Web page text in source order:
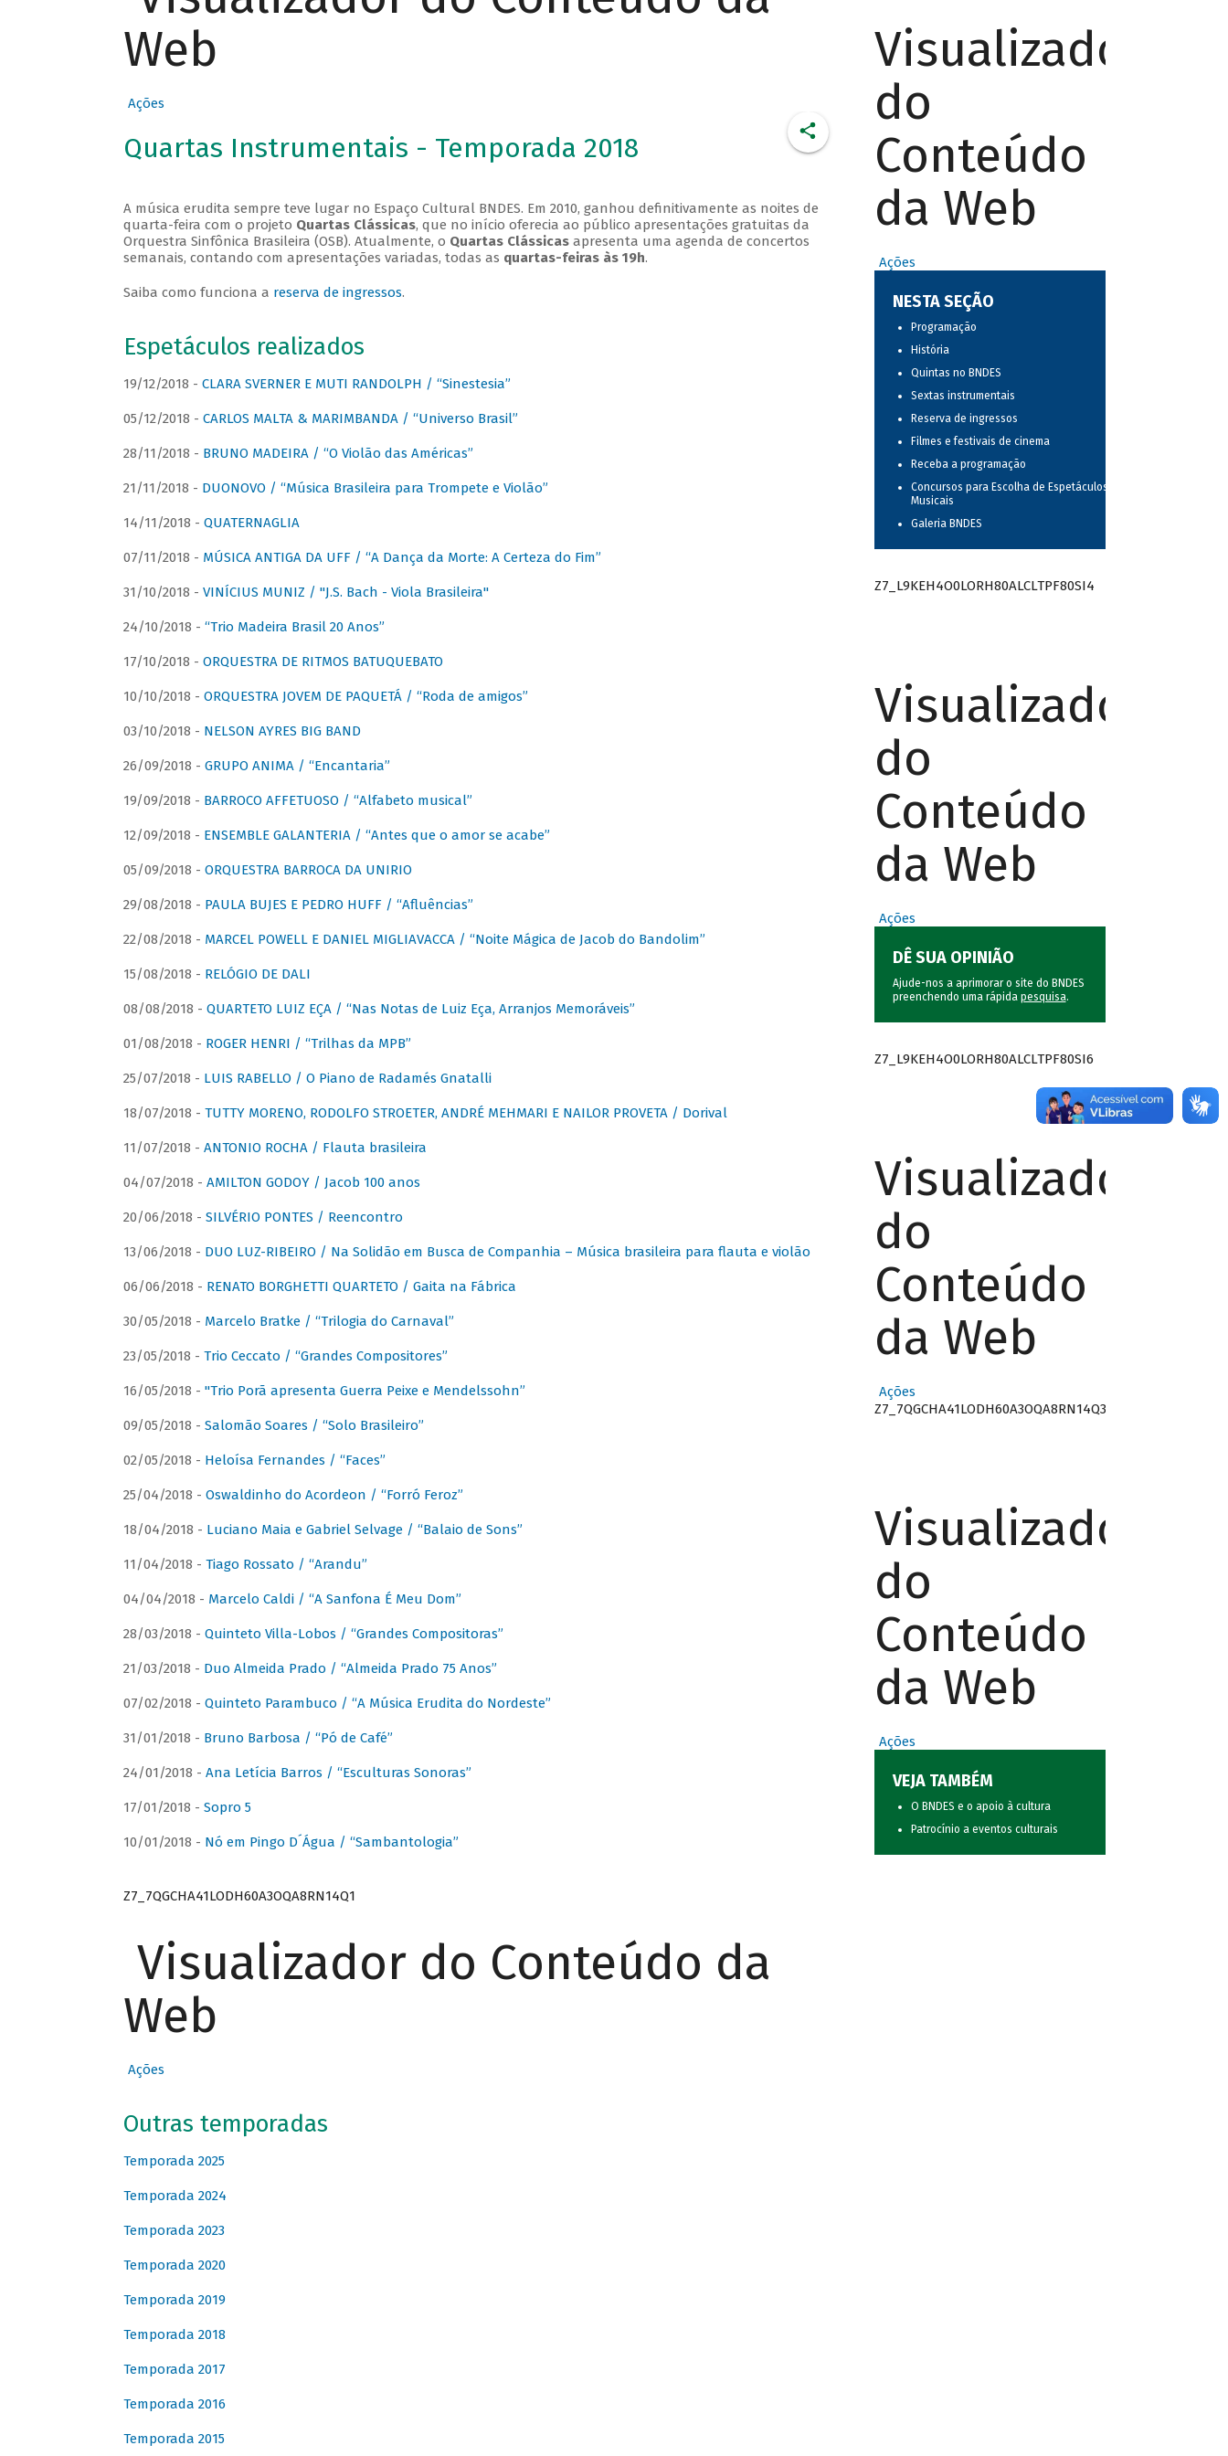
Web
Ações
Quartas Instrumentais - Temporada 2018
A música erudita sempre teve lugar no Espaço Cultural BNDES. Em 2010, ganhou definitivamente as noites de
quarta-feira com o projeto Quartas Clássicas, que no início oferecia ao público apresentações gratuitas da
Orquestra Sinfônica Brasileira (OSB). Atualmente, o Quartas Clássicasapresenta uma agenda de concertos
semanais, contando com apresentações variadas, todas as quartas-feiras às 19h.
Saiba como funciona a reserva de ingressos.
Espetáculos realizados
19/12/2018 - CLARA SVERNER E MUTI RANDOLPH / “Sinestesia”
05/12/2018 - CARLOS MALTA & MARIMBANDA / “Universo Brasil”
28/11/2018 - BRUNO MADEIRA / “O Violão das Américas”
21/11/2018 - DUONOVO / “Música Brasileira para Trompete e Violão”
14/11/2018 - QUATERNAGLIA
07/11/2018 - MÚSICA ANTIGA DA UFF / “A Dança da Morte: A Certeza do Fim”
31/10/2018 - VINÍCIUS MUNIZ / "J.S. Bach - Viola Brasileira"
24/10/2018 - “Trio Madeira Brasil 20 Anos”
17/10/2018 - ORQUESTRA DE RITMOS BATUQUEBATO
10/10/2018 - ORQUESTRA JOVEM DE PAQUETÁ / “Roda de amigos”
03/10/2018 - NELSON AYRES BIG BAND
26/09/2018 - GRUPO ANIMA / “Encantaria”
19/09/2018 - BARROCO AFFETUOSO / “Alfabeto musical”
12/09/2018 - ENSEMBLE GALANTERIA / “Antes que o amor se acabe”
05/09/2018 - ORQUESTRA BARROCA DA UNIRIO
29/08/2018 - PAULA BUJES E PEDRO HUFF / “Afluências”
22/08/2018 - MARCEL POWELL E DANIEL MIGLIAVACCA / “Noite Mágica de Jacob do Bandolim”
15/08/2018 - RELÓGIO DE DALI
08/08/2018 - QUARTETO LUIZ EÇA / “Nas Notas de Luiz Eça, Arranjos Memoráveis”
01/08/2018 - ROGER HENRI / “Trilhas da MPB”
25/07/2018 - LUIS RABELLO / O Piano de Radamés Gnatalli
18/07/2018 - TUTTY MORENO, RODOLFO STROETER, ANDRÉ MEHMARI E NAILOR PROVETA / Dorival
11/07/2018 - ANTONIO ROCHA / Flauta brasileira
04/07/2018 - AMILTON GODOY / Jacob 100 anos
20/06/2018 - SILVÉRIO PONTES / Reencontro
13/06/2018 - DUO LUZ-RIBEIRO / Na Solidão em Busca de Companhia – Música brasileira para flauta e violão
06/06/2018 - RENATO BORGHETTI QUARTETO / Gaita na Fábrica
30/05/2018 - Marcelo Bratke / “Trilogia do Carnaval”
23/05/2018 - Trio Ceccato / “Grandes Compositores”
16/05/2018 - "Trio Porã apresenta Guerra Peixe e Mendelssohn”
09/05/2018 - Salomão Soares / “Solo Brasileiro”
02/05/2018 - Heloísa Fernandes / “Faces”
25/04/2018 - Oswaldinho do Acordeon / “Forró Feroz”
18/04/2018 - Luciano Maia e Gabriel Selvage / “Balaio de Sons”
11/04/2018 - Tiago Rossato / “Arandu”
04/04/2018 - Marcelo Caldi / “A Sanfona É Meu Dom”
28/03/2018 - Quinteto Villa-Lobos / “Grandes Compositoras”
21/03/2018 - Duo Almeida Prado / “Almeida Prado 75 Anos”
07/02/2018 - Quinteto Parambuco / “A Música Erudita do Nordeste”
31/01/2018 - Bruno Barbosa / “Pó de Café”
24/01/2018 - Ana Letícia Barros / “Esculturas Sonoras”
17/01/2018 - Sopro 5
10/01/2018 - Nó em Pingo D´Água / “Sambantologia”
Z7_7QGCHA41LODH60A3OQA8RN14Q1
Visualizador do Conteúdo da
Web
Ações
Outras temporadas
Temporada 2025
Temporada 2024
Temporada 2023
Temporada 2020
Temporada 2019
Temporada 2018
Temporada 2017
Temporada 2016
Temporada 2015
Visualizador
do
Conteúdo
da Web
Ações
NESTA SEÇÃO
Programação
História
Quintas no BNDES
Sextas instrumentais
Reserva de ingressos
Filmes e festivais de cinema
Receba a programação
Concursos para Escolha de Espetáculos
Musicais
Galeria BNDES
Z7_L9KEH4O0LORH80ALCLTPF80SI4
Visualizador
do
Conteúdo
da Web
Ações
DÊ SUA OPINIÃO
Ajude-nos a aprimorar o site do BNDES
preenchendo uma rápida pesquisa.
Z7_L9KEH4O0LORH80ALCLTPF80SI6
Visualizador
do
Conteúdo
da Web
Ações
Z7_7QGCHA41LODH60A3OQA8RN14Q3
Visualizador
do
Conteúdo
da Web
Ações
VEJA TAMBÉM
O BNDES e o apoio à cultura
Patrocínio a eventos culturais